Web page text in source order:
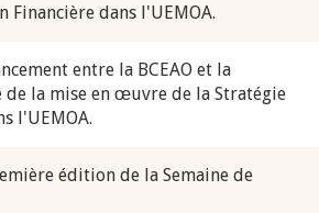
Financière dans l'UEMOA.
entre la BCEAO et la
de la mise en œuvre de la Stratégie
l'UEMOA.
édition de la Semaine de